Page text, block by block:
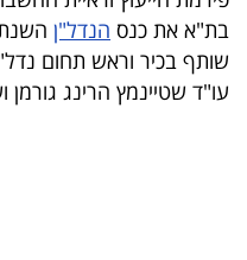
קריירה
ולימודים
מינויים
בת"א את כנס הנדל"ן
שותף בכיר וראש תחום
עו"ד שטיינמץ הרינג גורמן